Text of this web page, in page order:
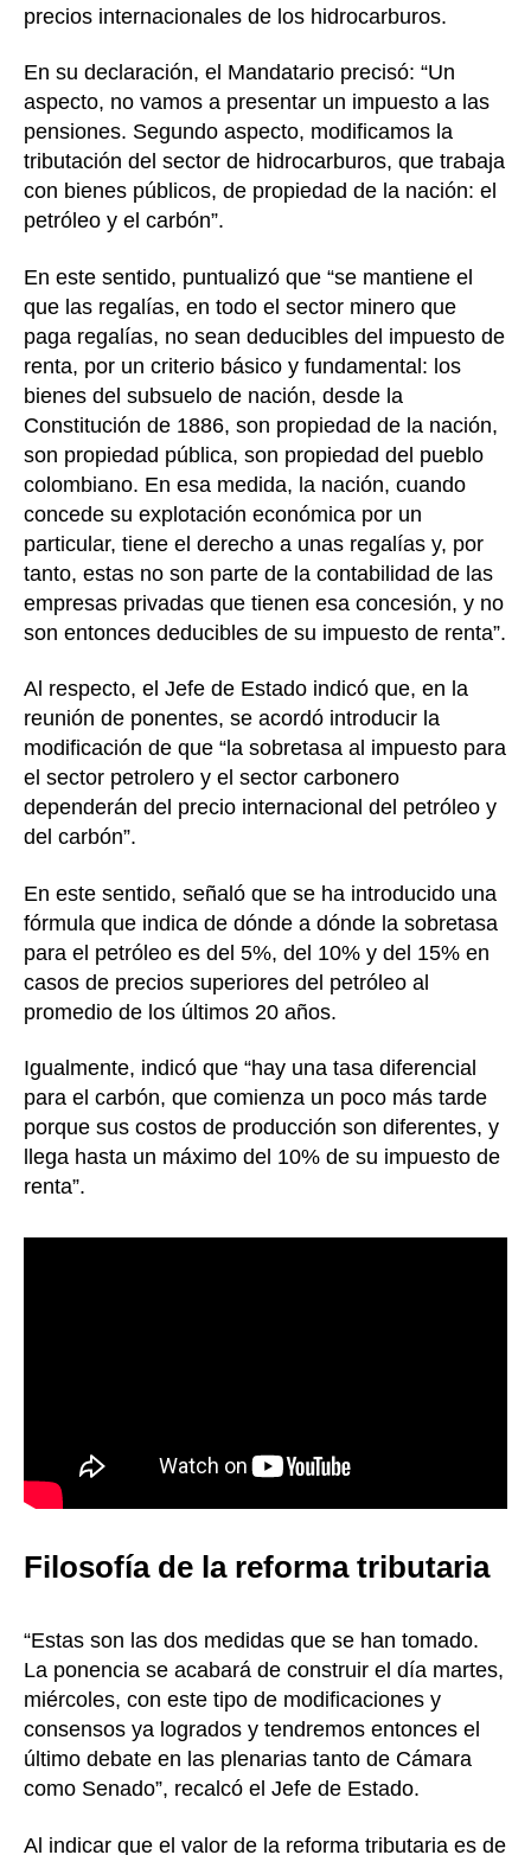
precios internacionales de los hidrocarburos.
En su declaración, el Mandatario precisó: “Un
aspecto, no vamos a presentar un impuesto a las
pensiones. Segundo aspecto, modificamos la
tributación del sector de hidrocarburos, que trabaja
con bienes públicos, de propiedad de la nación: el
petróleo y el carbón”.
En este sentido, puntualizó que “se mantiene el
que las regalías, en todo el sector minero que
paga regalías, no sean deducibles del impuesto de
renta, por un criterio básico y fundamental: los
bienes del subsuelo de nación, desde la
Constitución de 1886, son propiedad de la nación,
son propiedad pública, son propiedad del pueblo
colombiano. En esa medida, la nación, cuando
concede su explotación económica por un
particular, tiene el derecho a unas regalías y, por
tanto, estas no son parte de la contabilidad de las
empresas privadas que tienen esa concesión, y no
son entonces deducibles de su impuesto de renta”.
Al respecto, el Jefe de Estado indicó que, en la
reunión de ponentes, se acordó introducir la
modificación de que “la sobretasa al impuesto para
el sector petrolero y el sector carbonero
dependerán del precio internacional del petróleo y
del carbón”.
En este sentido, señaló que se ha introducido una
fórmula que indica de dónde a dónde la sobretasa
para el petróleo es del 5%, del 10% y del 15% en
casos de precios superiores del petróleo al
promedio de los últimos 20 años.
Igualmente, indicó que “hay una tasa diferencial
para el carbón, que comienza un poco más tarde
porque sus costos de producción son diferentes, y
llega hasta un máximo del 10% de su impuesto de
renta”.
Filos​ofía de la reforma tributaria
​“Estas son las dos medidas que se han tomado.
La ponencia se acabará de construir el día martes,
miércoles, con este tipo de modificaciones y
consensos ya logrados y tendremos entonces el
último debate en las plenarias tanto de Cámara
como Senado”, recalcó el Jefe de Estado.
Al indicar que el valor de la reforma tributaria es de